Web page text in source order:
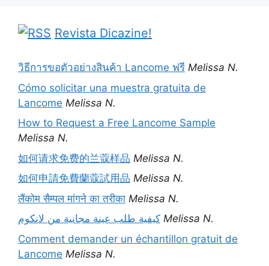
Revista Dicazine!
วิธีการขอตัวอย่างสินค้า Lancome ฟรี Melissa N.
Cómo solicitar una muestra gratuita de
Lancome Melissa N.
How to Request a Free Lancome Sample
Melissa N.
如何请求免费的兰蔻样品 Melissa N.
如何申請免費蘭蔻試用品 Melissa N.
लैंकोम सैम्पल मांगने का तरीका Melissa N.
كيفية طلب عينة مجانية من لانكوم Melissa N.
Comment demander un échantillon gratuit de
Lancome Melissa N.